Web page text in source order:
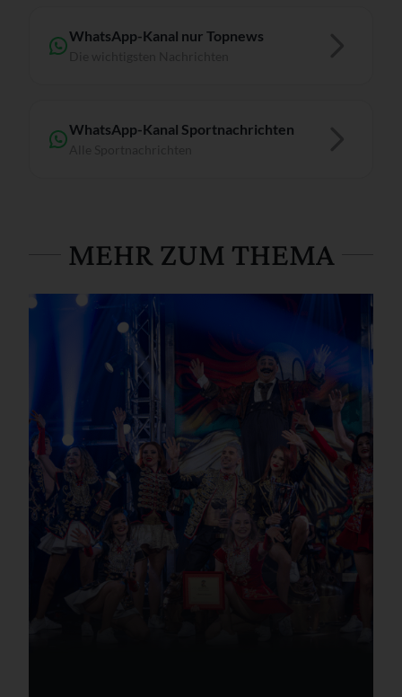
WhatsApp-Kanal nur Topnews
WhatsApp-Kanal Sportnachrichten
MEHR ZUM THEMA